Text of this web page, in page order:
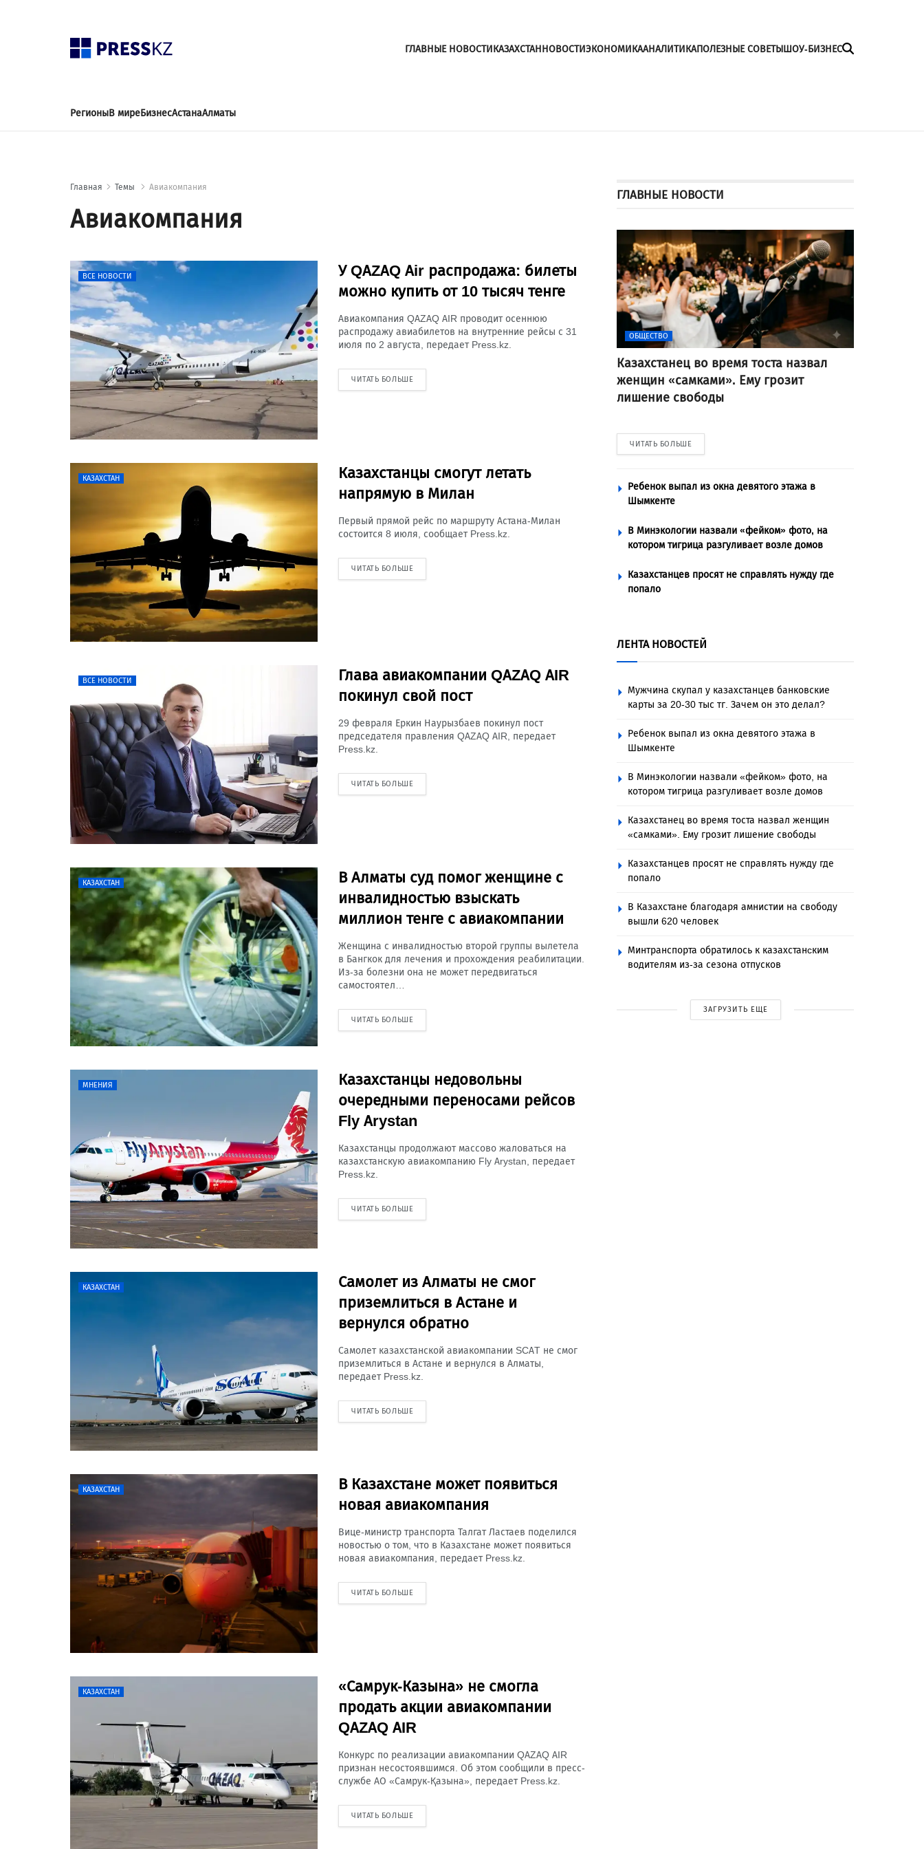
ГЛАВНЫЕ НОВОСТИКАЗАХСТАННОВОСТИЭКОНОМИКААНАЛИТИКАПОЛЕЗНЫЕ СОВЕТЫШОУ-БИЗНЕС
РегионыВ миреБизнесАстанаАлматы
Главная Темы Авиакомпания
Авиакомпания
ВСЕ НОВОСТИ
У QAZAQ Air распродажа: билеты
можно купить от 10 тысяч тенге
Авиакомпания QAZAQ AIR проводит осеннюю
распродажу авиабилетов на внутренние рейсы с 31
июля по 2 августа, передает Press.kz.
ЧИТАТЬ БОЛЬШЕ
КАЗАХСТАН
Казахстанцы смогут летать
напрямую в Милан
Первый прямой рейс по маршруту Астана-Милан
состоится 8 июля, сообщает Press.kz.
ЧИТАТЬ БОЛЬШЕ
ВСЕ НОВОСТИ
Глава авиакомпании QAZAQ AIR
покинул свой пост
29 февраля Еркин Наурызбаев покинул пост
председателя правления QAZAQ AIR, передает
Press.kz.
ЧИТАТЬ БОЛЬШЕ
КАЗАХСТАН
В Алматы суд помог женщине с
инвалидностью взыскать
миллион тенге с авиакомпании
Женщина с инвалидностью второй группы вылетела
в Бангкок для лечения и прохождения реабилитации.
Из-за болезни она не может передвигаться
самостоятел…
ЧИТАТЬ БОЛЬШЕ
МНЕНИЯ
Казахстанцы недовольны
очередными переносами рейсов
Fly Arystan
Казахстанцы продолжают массово жаловаться на
казахстанскую авиакомпанию Fly Arystan, передает
Press.kz.
ЧИТАТЬ БОЛЬШЕ
КАЗАХСТАН
Самолет из Алматы не смог
приземлиться в Астане и
вернулся обратно
Самолет казахстанской авиакомпании SCAT не смог
приземлиться в Астане и вернулся в Алматы,
передает Press.kz.
ЧИТАТЬ БОЛЬШЕ
КАЗАХСТАН
В Казахстане может появиться
новая авиакомпания
Вице-министр транспорта Талгат Ластаев поделился
новостью о том, что в Казахстане может появиться
новая авиакомпания, передает Press.kz.
ЧИТАТЬ БОЛЬШЕ
КАЗАХСТАН
«Самрук-Казына» не смогла
продать акции авиакомпании
QAZAQ AIR
Конкурс по реализации авиакомпании QAZAQ AIR
признан несостоявшимся. Об этом сообщили в пресс-
службе АО «Самрук-Қазына», передает Press.kz.
ЧИТАТЬ БОЛЬШЕ
ГЛАВНЫЕ НОВОСТИ
ОБЩЕСТВО
Казахстанец во время тоста назвал
женщин «самками». Ему грозит
лишение свободы
ЧИТАТЬ БОЛЬШЕ
Ребенок выпал из окна девятого этажа в
Шымкенте
В Минэкологии назвали «фейком» фото, на
котором тигрица разгуливает возле домов
Казахстанцев просят не справлять нужду где
попало
ЛЕНТА НОВОСТЕЙ
Мужчина скупал у казахстанцев банковские
карты за 20-30 тыс тг. Зачем он это делал?
Ребенок выпал из окна девятого этажа в
Шымкенте
В Минэкологии назвали «фейком» фото, на
котором тигрица разгуливает возле домов
Казахстанец во время тоста назвал женщин
«самками». Ему грозит лишение свободы
Казахстанцев просят не справлять нужду где
попало
В Казахстане благодаря амнистии на свободу
вышли 620 человек
Минтранспорта обратилось к казахстанcким
водителям из-за сезона отпусков
ЗАГРУЗИТЬ ЕЩЕ